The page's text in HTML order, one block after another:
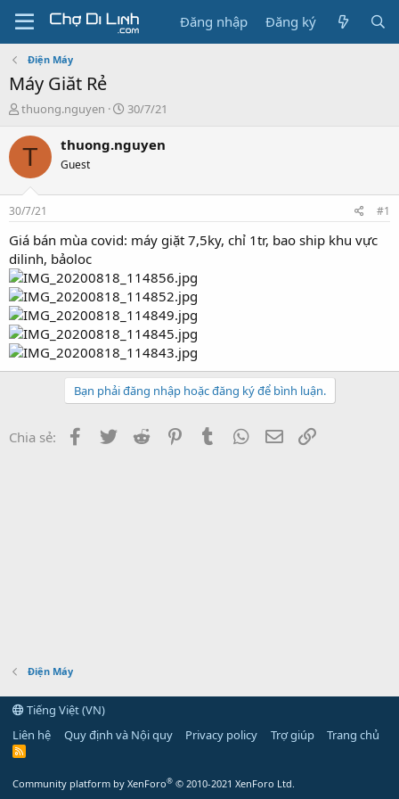
Đăng nhập Đăng ký
Điện Máy
Máy Giăt Rẻ
T
r
e
a
s
t
a
r
t
e
r
thuong.nguyen
N
à
y
30/7/21
T thuong.nguyen
Guest
30/7/21 #1
Giá bán mùa covid: máy giặt 7,5ky, chỉ 1tr, bao ship khu vực
dilinh, bảoloc
Bạn phải đăng nhập hoặc đăng ký để bình luận.
Chia sẻ: Facebook
Twitter Reddit PinterestTumblr WhatsApp
Email
Điện Máy
Tiếng Việt (VN)
Liên hệ
Quy định và Nội quy Privacy policy Trợ giúp Trang chủ
R
Community platform by XenForo® © 2010-2021 XenForo Ltd.